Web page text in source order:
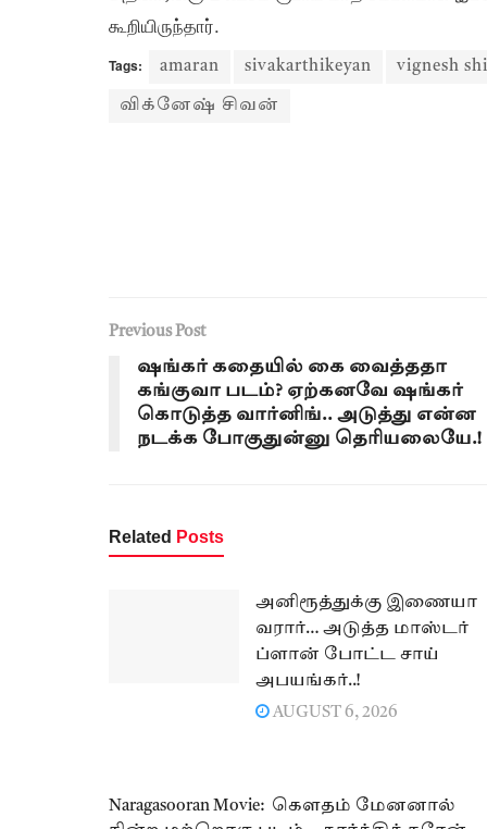
கூறியிருந்தார்.
Tags: amaran sivakarthikeyan vignesh
விக்னேஷ் சிவன்
Previous Post
ஷங்கர் கதையில் கை வைத்ததா
கங்குவா படம்? ஏற்கனவே ஷங்கர்
கொடுத்த வார்னிங்.. அடுத்து என்ன
நடக்க போகுதுன்னு தெரியலையே.!
Related Posts
அனிரூத்துக்கு இணையா
வரார்… அடுத்த மாஸ்டர்
ப்ளான் போட்ட சாய்
அபயங்கர்..!
AUGUST 6, 2026
Naragasooran Movie: கௌதம் மேனனால்